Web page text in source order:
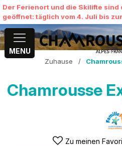
Der Ferienort und die Skilifte sind
geöffnet: täglich vom 4. Juli bis
MENU
Zuhause /
Chamrousse
Zu meinen